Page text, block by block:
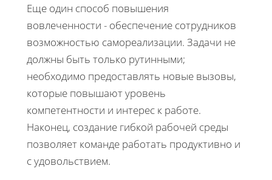
Еще один способ повышения
вовлеченности - обеспечение сотрудников
возможностью самореализации. Задачи не
должны быть только рутинными;
необходимо предоставлять новые вызовы,
которые повышают уровень
компетентности и интерес к работе.
Наконец, создание гибкой рабочей среды
позволяет команде работать продуктивно и
с удовольствием.